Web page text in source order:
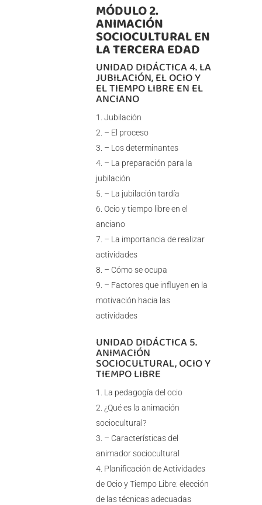
MÓDULO 2.
ANIMACIÓN
SOCIOCULTURAL EN
LA TERCERA EDAD
UNIDAD DIDÁCTICA 4. LA
JUBILACIÓN, EL OCIO Y
EL TIEMPO LIBRE EN EL
ANCIANO
Jubilación
– El proceso
– Los determinantes
– La preparación para la
jubilación
– La jubilación tardía
Ocio y tiempo libre en el
anciano
– La importancia de realizar
actividades
– Cómo se ocupa
– Factores que influyen en la
motivación hacia las
actividades
UNIDAD DIDÁCTICA 5.
ANIMACIÓN
SOCIOCULTURAL, OCIO Y
TIEMPO LIBRE
La pedagogía del ocio
¿Qué es la animación
sociocultural?
– Características del
animador sociocultural
Planificación de Actividades
de Ocio y Tiempo Libre: elección
de las técnicas adecuadas